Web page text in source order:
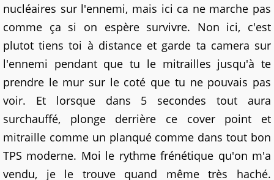
nucléaires sur l'ennemi, mais ici ca ne marche pas
comme ça si on espère survivre. Non ici, c'est
plutot tiens toi à distance et garde ta camera sur
l'ennemi pendant que tu le mitrailles jusqu'à te
prendre le mur sur le coté que tu ne pouvais pas
voir. Et lorsque dans 5 secondes tout aura
surchauffé, plonge derrière ce cover point et
mitraille comme un planqué comme dans tout bon
TPS moderne. Moi le rythme frénétique qu'on m'a
vendu, je le trouve quand même très haché.